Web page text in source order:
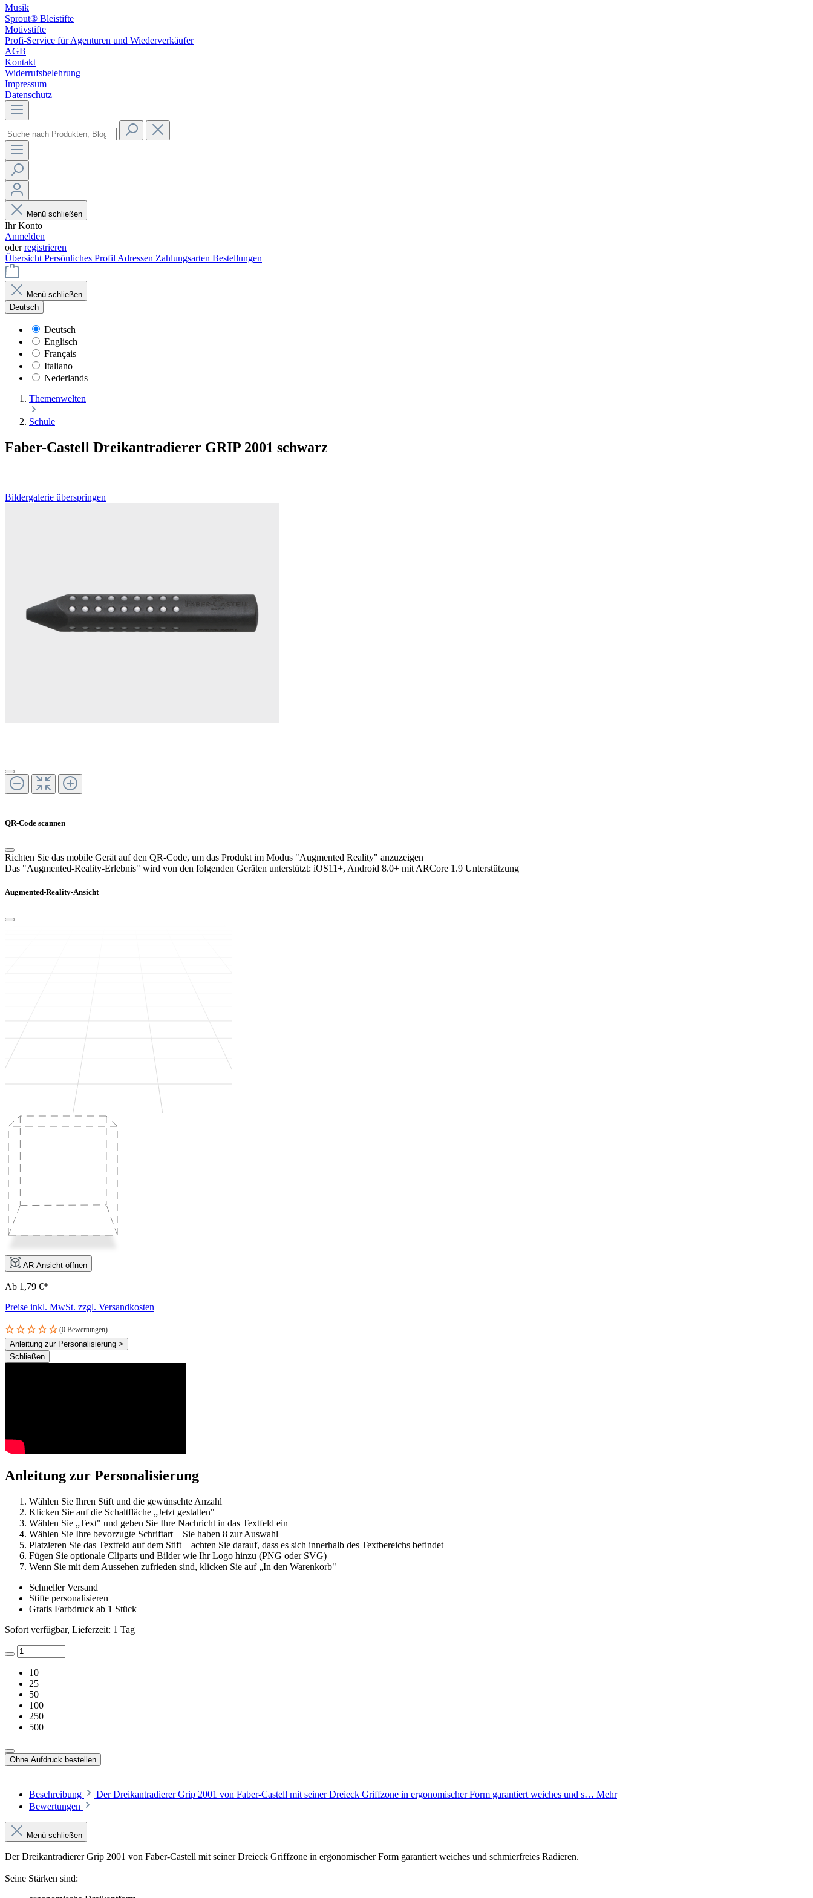
Musik
Sprout® Bleistifte
Motivstifte
Profi-Service für Agenturen und Wiederverkäufer
AGB
Kontakt
Widerrufsbelehrung
Impressum
Datenschutz
Menü schließen
Ihr Konto
Anmelden
oderregistrieren
Übersicht Persönliches Profil Adressen Zahlungsarten Bestellungen
Menü schließen
Deutsch
Deutsch
Englisch
Français
Italiano
Nederlands
Themenwelten
Schule
Faber-Castell Dreikantradierer GRIP 2001 schwarz
Bildergalerie überspringen
QR-Code scannen
Richten Sie das mobile Gerät auf den QR-Code, um das Produkt im Modus "Augmented Reality" anzuzeigen
Das "Augmented-Reality-Erlebnis" wird von den folgenden Geräten unterstützt: iOS11+, Android 8.0+ mit ARCore 1.9 Unterstützung
Augmented-Reality-Ansicht
AR-Ansicht öffnen
Ab 1,79 €*
Preise inkl. MwSt. zzgl. Versandkosten
(0 Bewertungen)
Anleitung zur Personalisierung >
Schließen
Anleitung zur Personalisierung
Wählen Sie Ihren Stift und die gewünschte Anzahl
Klicken Sie auf die Schaltfläche „Jetzt gestalten"
Wählen Sie „Text" und geben Sie Ihre Nachricht in das Textfeld ein
Wählen Sie Ihre bevorzugte Schriftart – Sie haben 8 zur Auswahl
Platzieren Sie das Textfeld auf dem Stift – achten Sie darauf, dass es sich innerhalb des Textbereichs befindet
Fügen Sie optionale Cliparts und Bilder wie Ihr Logo hinzu (PNG oder SVG)
Wenn Sie mit dem Aussehen zufrieden sind, klicken Sie auf „In den Warenkorb"
Schneller Versand
Stifte personalisieren
Gratis Farbdruck ab 1 Stück
Sofort verfügbar, Lieferzeit: 1 Tag
10
25
50
100
250
500
Ohne Aufdruck bestellen
Beschreibung Der Dreikantradierer Grip 2001 von Faber-Castell mit seiner Dreieck Griffzone in ergonomischer Form garantiert weiches und s… Mehr
Bewertungen
Menü schließen
Der Dreikantradierer Grip 2001 von Faber-Castell mit seiner Dreieck Griffzone in ergonomischer Form garantiert weiches und schmierfreies Radieren.
Seine Stärken sind: